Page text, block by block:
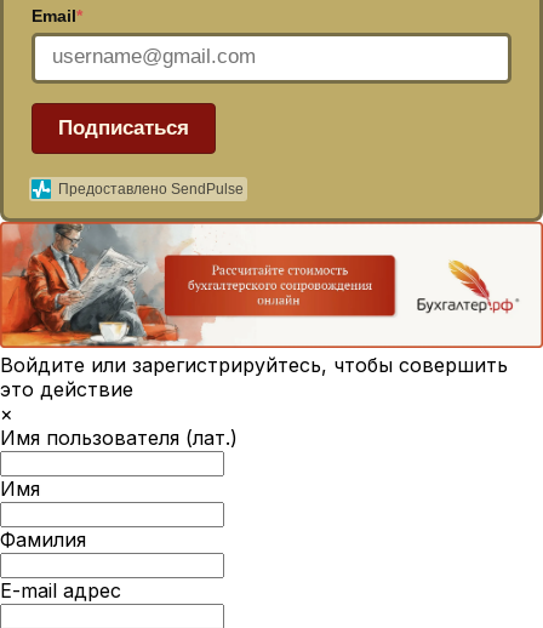
Email*
Подписаться
Предоставлено SendPulse
Войдите или зарегистрируйтесь, чтобы совершить
это действие
×
Имя пользователя (лат.)
Имя
Фамилия
E-mail адрес